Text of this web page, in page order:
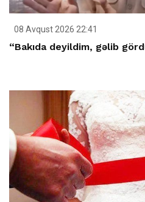
08 Avqust 2026 22:41
“Bakıda deyildim, gəlib